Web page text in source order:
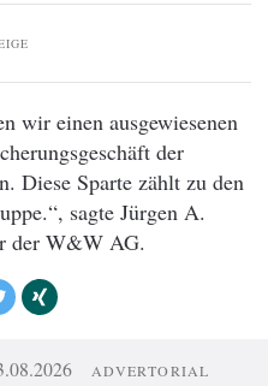
wir einen ausgewiesenen
der
Diese Sparte zählt zu den
sagte Jürgen A.
der W&W AG.
ADVERTORIAL